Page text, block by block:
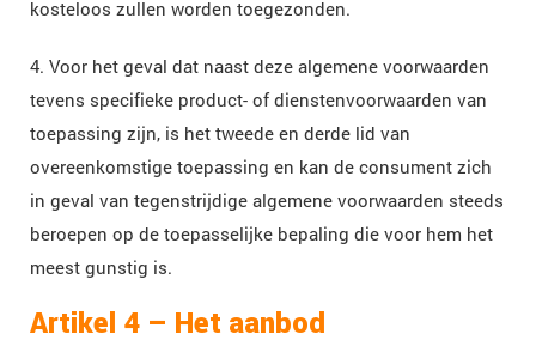
kosteloos zullen worden toegezonden.
4. Voor het geval dat naast deze algemene voorwaarden
tevens specifieke product- of dienstenvoorwaarden van
toepassing zijn, is het tweede en derde lid van
overeenkomstige toepassing en kan de consument zich
in geval van tegenstrijdige algemene voorwaarden steeds
beroepen op de toepasselijke bepaling die voor hem het
meest gunstig is.
Artikel 4 – Het aanbod